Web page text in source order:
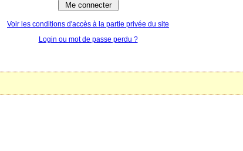
Voir les conditions d'accès à la partie privée du site
Login ou mot de passe perdu ?